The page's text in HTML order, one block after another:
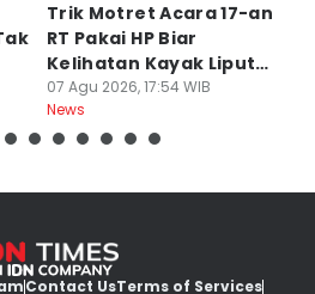
Trik Motret Acara 17-an
RT Pakai HP Biar
Kelihatan Kayak Liputan
Festival Nasional
07 Agu 2026, 17:54 WIB
News
Contact UsTerms of Services